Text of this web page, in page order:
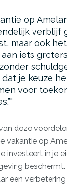
op
verblijf
maar ook
iets
je keuze
voor
deze
vakantie op
investeert in je
beschermt.
een